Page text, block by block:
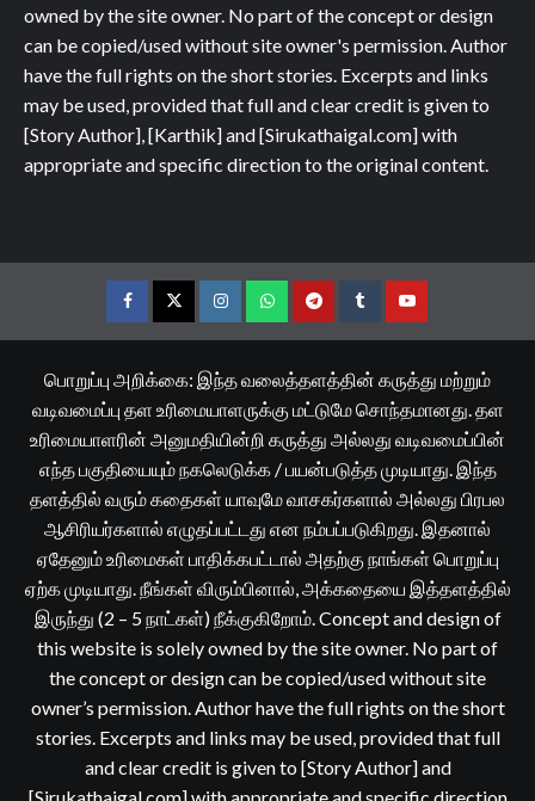
owned by the site owner. No part of the concept or design
can be copied/used without site owner's permission. Author
have the full rights on the short stories. Excerpts and links
may be used, provided that full and clear credit is given to
[Story Author], [Karthik] and [Sirukathaigal.com] with
appropriate and specific direction to the original content.
FacebookTwitterInstagramWhatsappTelegramTumblrYouTube
பொறுப்பு அறிக்கை: இந்த வலைத்தளத்தின் கருத்து மற்றும்
வடிவமைப்பு தள உரிமையாளருக்கு மட்டுமே சொந்தமானது. தள
உரிமையாளரின் அனுமதியின்றி கருத்து அல்லது வடிவமைப்பின்
எந்த பகுதியையும் நகலெடுக்க / பயன்படுத்த முடியாது. இந்த
தளத்தில் வரும் கதைகள் யாவுமே வாசகர்களால் அல்லது பிரபல
ஆசிரியர்களால் எழுதப்பட்டது என நம்பப்படுகிறது. இதனால்
ஏதேனும் உரிமைகள் பாதிக்கபட்டால் அதற்கு நாங்கள் பொறுப்பு
ஏற்க முடியாது. நீங்கள் விரும்பினால், அக்கதையை இத்தளத்தில்
இருந்து (2 – 5 நாட்கள்) நீக்குகிறோம். Concept and design of
this website is solely owned by the site owner. No part of
the concept or design can be copied/used without site
owner’s permission. Author have the full rights on the short
stories. Excerpts and links may be used, provided that full
and clear credit is given to [Story Author] and
[Sirukathaigal.com] with appropriate and specific direction